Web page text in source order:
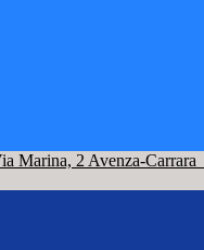
Marina, 2 Avenza-Carrara